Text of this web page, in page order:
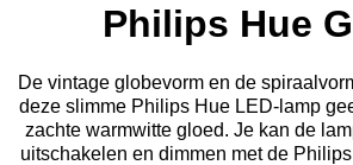
Philips Hue
De vintage globevorm en de
deze slimme Philips Hue LED-lamp
zachte warmwitte gloed. Je kan de
uitschakelen en dimmen met de